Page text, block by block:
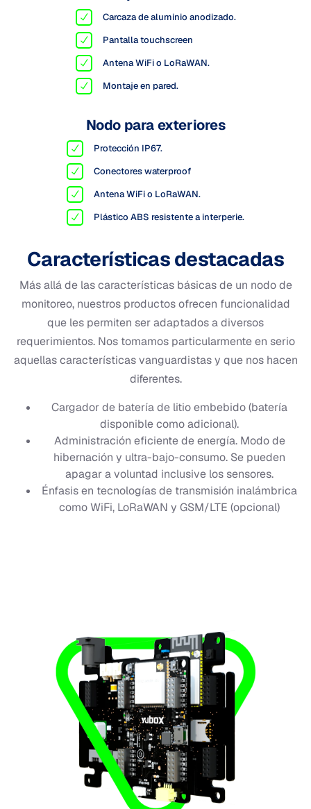
Carcaza de aluminio anodizado.
Pantalla touchscreen
Antena WiFi o LoRaWAN.
Montaje en pared.
Nodo para exteriores
Protección IP67.
Conectores waterproof
Antena WiFi o LoRaWAN.
Plástico ABS resistente a interperie.
Características destacadas
Más allá de las características básicas de un nodo de
monitoreo, nuestros productos ofrecen funcionalidad
que les permiten ser adaptados a diversos
requerimientos. Nos tomamos particularmente en serio
aquellas características vanguardistas y que nos hacen
diferentes.
Cargador de batería de litio embebido (batería
disponible como adicional).
Administración eficiente de energía. Modo de
hibernación y ultra-bajo-consumo. Se pueden
apagar a voluntad inclusive los sensores.
Énfasis en tecnologías de transmisión inalámbrica
como WiFi, LoRaWAN y GSM/LTE (opcional)